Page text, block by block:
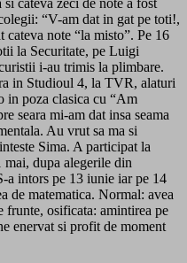
cateva zeci de note a fost
“V-am dat in gat pe toti!,
note “la misto”. Pe 16
la Securitate, pe Luigi
i-au trimis la plimbare.
in Studioul 4, la TVR, alaturi
in poza clasica cu “Am
seara mi-am dat insa seama
Au vrut sa ma si
Sima. A participat la
dupa alegerile din
a intors pe 13 iunie iar pe 14
de matematica. Normal: avea
frunte, osificata: amintirea pe
enervat si profit de moment